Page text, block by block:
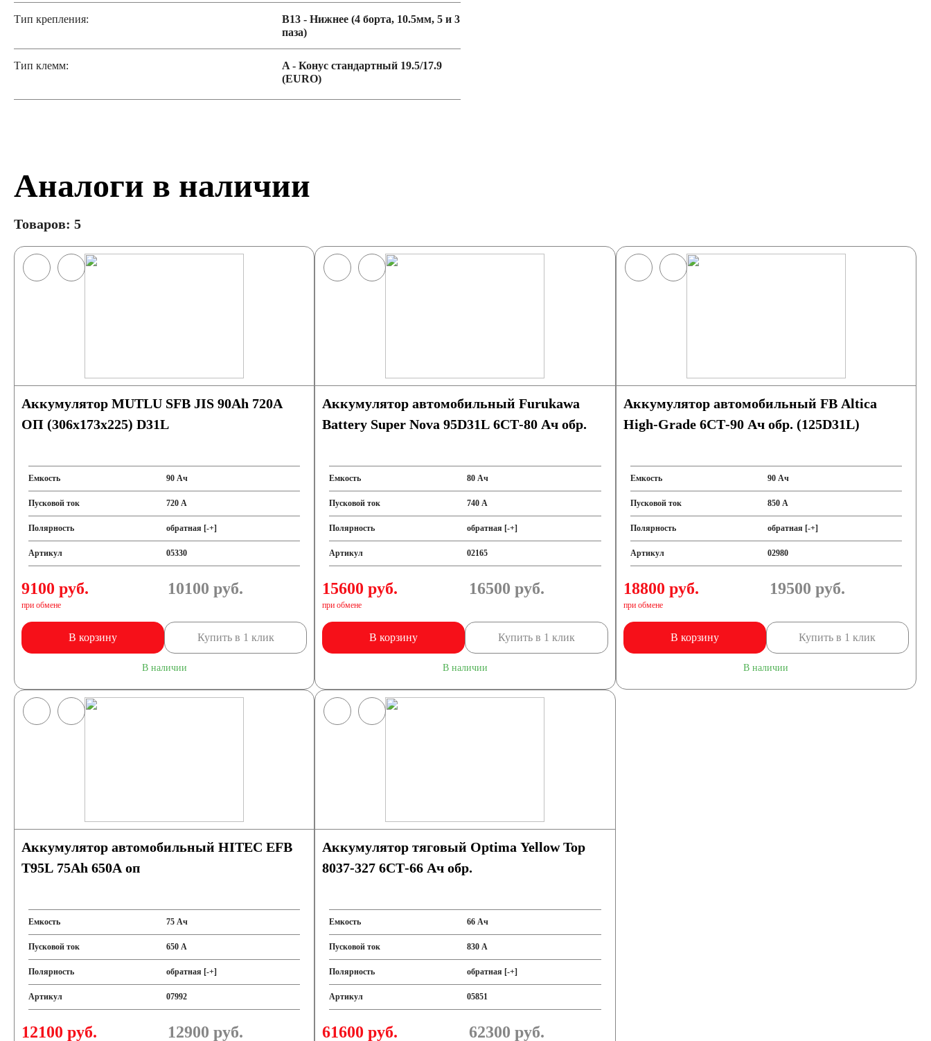
Тип крепления:
B13 - Нижнее (4 борта, 10.5мм, 5 и 3
паза)
Тип клемм:
A - Конус стандартный 19.5/17.9
(EURO)
Аналоги в наличии
Товаров: 5
Аккумулятор MUTLU SFB JIS 90Ah 720A
ОП (306x173x225) D31L
Емкость 90 Ач
Пусковой ток 720 А
Полярность обратная [-+]
Артикул 05330
9100 руб.
при обмене
10100 руб.
В корзину Купить в 1 клик
В наличии
Аккумулятор автомобильный Furukawa
Battery Super Nova 95D31L 6СТ-80 Ач обр.
Емкость 80 Ач
Пусковой ток 740 А
Полярность обратная [-+]
Артикул 02165
15600 руб.
при обмене
16500 руб.
В корзину Купить в 1 клик
В наличии
Аккумулятор автомобильный FB Altica
High-Grade 6СТ-90 Ач обр. (125D31L)
Емкость 90 Ач
Пусковой ток 850 А
Полярность обратная [-+]
Артикул 02980
18800 руб.
при обмене
19500 руб.
В корзину Купить в 1 клик
В наличии
Аккумулятор автомобильный HITEC EFB
T95L 75Ah 650A оп
Емкость 75 Ач
Пусковой ток 650 А
Полярность обратная [-+]
Артикул 07992
12100 руб. 12900 руб.
Аккумулятор тяговый Optima Yellow Top
8037-327 6СТ-66 Ач обр.
Емкость 66 Ач
Пусковой ток 830 А
Полярность обратная [-+]
Артикул 05851
61600 руб. 62300 руб.